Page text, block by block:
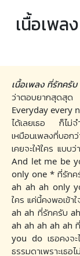
เนื้อเพล
เนื้อเพลง ที่รักครับ
ว่าตอบยากสุดสุด
Everyday every
ได้เลยเธอ ก็ไม่จ
เหมือนเพลงที่บอก
เคยจะให้ใคร แบบ
And let me be
only one * ที่รักค
ah ah ah only
ใคร แค่นี้คงพอเข้
ah ah ที่รักครับ
ah ah ah ah ah
you do เธอคงจะ
ธรรมดาเพราะเธ